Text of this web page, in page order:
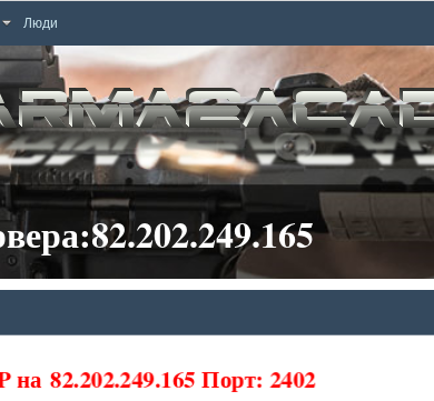
Люди
на 82.202.249.165 Порт: 2402